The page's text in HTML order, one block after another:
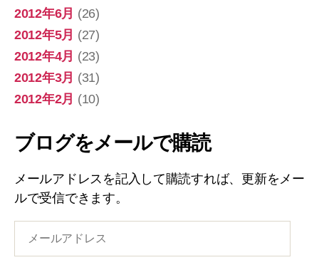
2012年6月 (26)
2012年5月 (27)
2012年4月 (23)
2012年3月 (31)
2012年2月 (10)
ブログをメールで購読
メールアドレスを記入して購読すれば、更新をメー
ルで受信できます。